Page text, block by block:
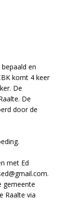
en
komt 4 keer
De
De
door de
met Ed
gemeente
Raalte via